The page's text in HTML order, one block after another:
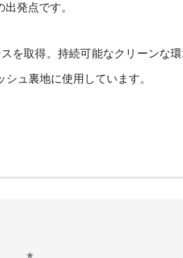
発点です。
を取得。持続可能なクリーンな
ュ裏地に使用しています。
★